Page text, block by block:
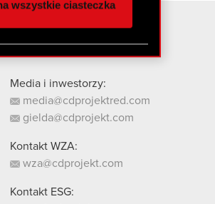
innymi danymi
z naszej witryny,
wszystkie ciasteczka
Media i inwestorzy:
media@cdprojektred.com
gielda@cdprojekt.com
Kontakt WZA:
wza@cdprojekt.com
Kontakt ESG: